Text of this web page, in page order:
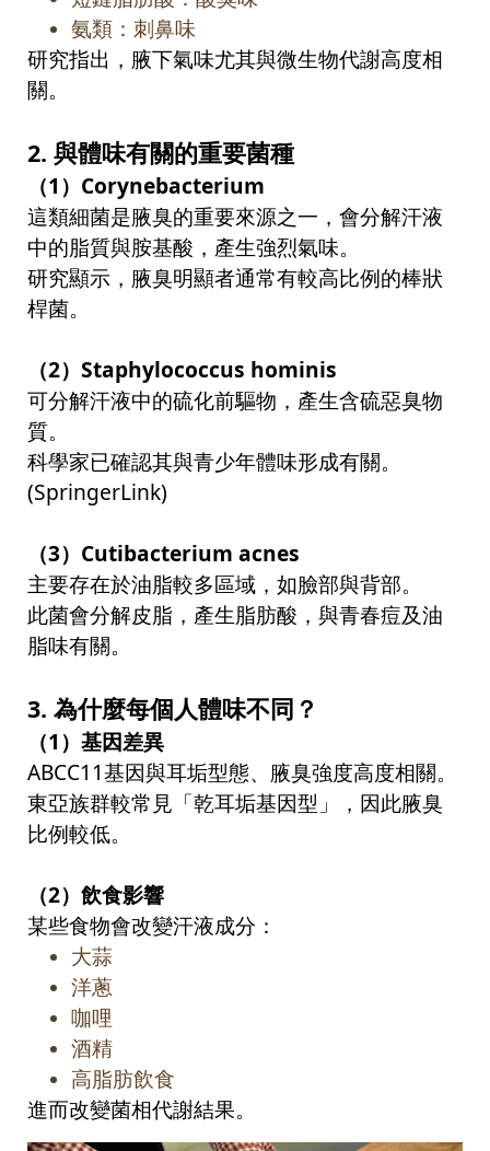
氨類：刺鼻味
研究指出，腋下氣味尤其與微生物代謝高度相
關。
2. 與體味有關的重要菌種
（1 ） Corynebacterium
這類細菌是腋臭的重要來源之一，會分解汗液
中的脂質與胺基酸，產生強烈氣味。
研究顯示，腋臭明顯者通常有較高比例的棒狀
桿菌。
（2） Staphylococcus hominis
可分解汗液中的硫化前驅物，產生含硫惡臭物
質。
科學家已確認其與青少年體味形成有關。
(SpringerLink)
（3） Cutibacterium acnes
主要存在於油脂較多區域，如臉部與背部。
此菌會分解皮脂，產生脂肪酸，與青春痘及油
脂味有關。
3. 為什麼每個人體味不同？
（1 ）基因差異
ABCC11基因與耳垢型態、腋臭強度高度相關。
東亞族群較常見「乾耳垢基因型」，因此腋臭
比例較低。
（2）飲食影響
某些食物會改變汗液成分：
大蒜
洋蔥
咖哩
酒精
高脂肪飲食
進而改變菌相代謝結果。